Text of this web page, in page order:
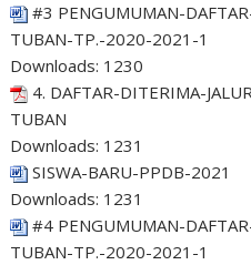
#3 PENGUMUMAN-
TUBAN-TP.-2020-2021-1
Downloads: 1230
4. DAFTAR-DITERIMA-
TUBAN
Downloads: 1231
SISWA-BARU-PPDB-2021
Downloads: 1231
#4 PENGUMUMAN-
TUBAN-TP.-2020-2021-1